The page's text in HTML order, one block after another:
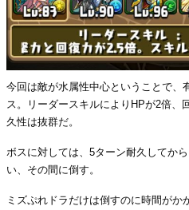
今回は敵が水属性中心ということで、
ス。リーダースキルによりHPが2倍、
久性は抜群だ。
ボスに対しては、5ターン耐久してか
い、その間に倒す。
ミズぷれドラだけは倒すのに時間がか